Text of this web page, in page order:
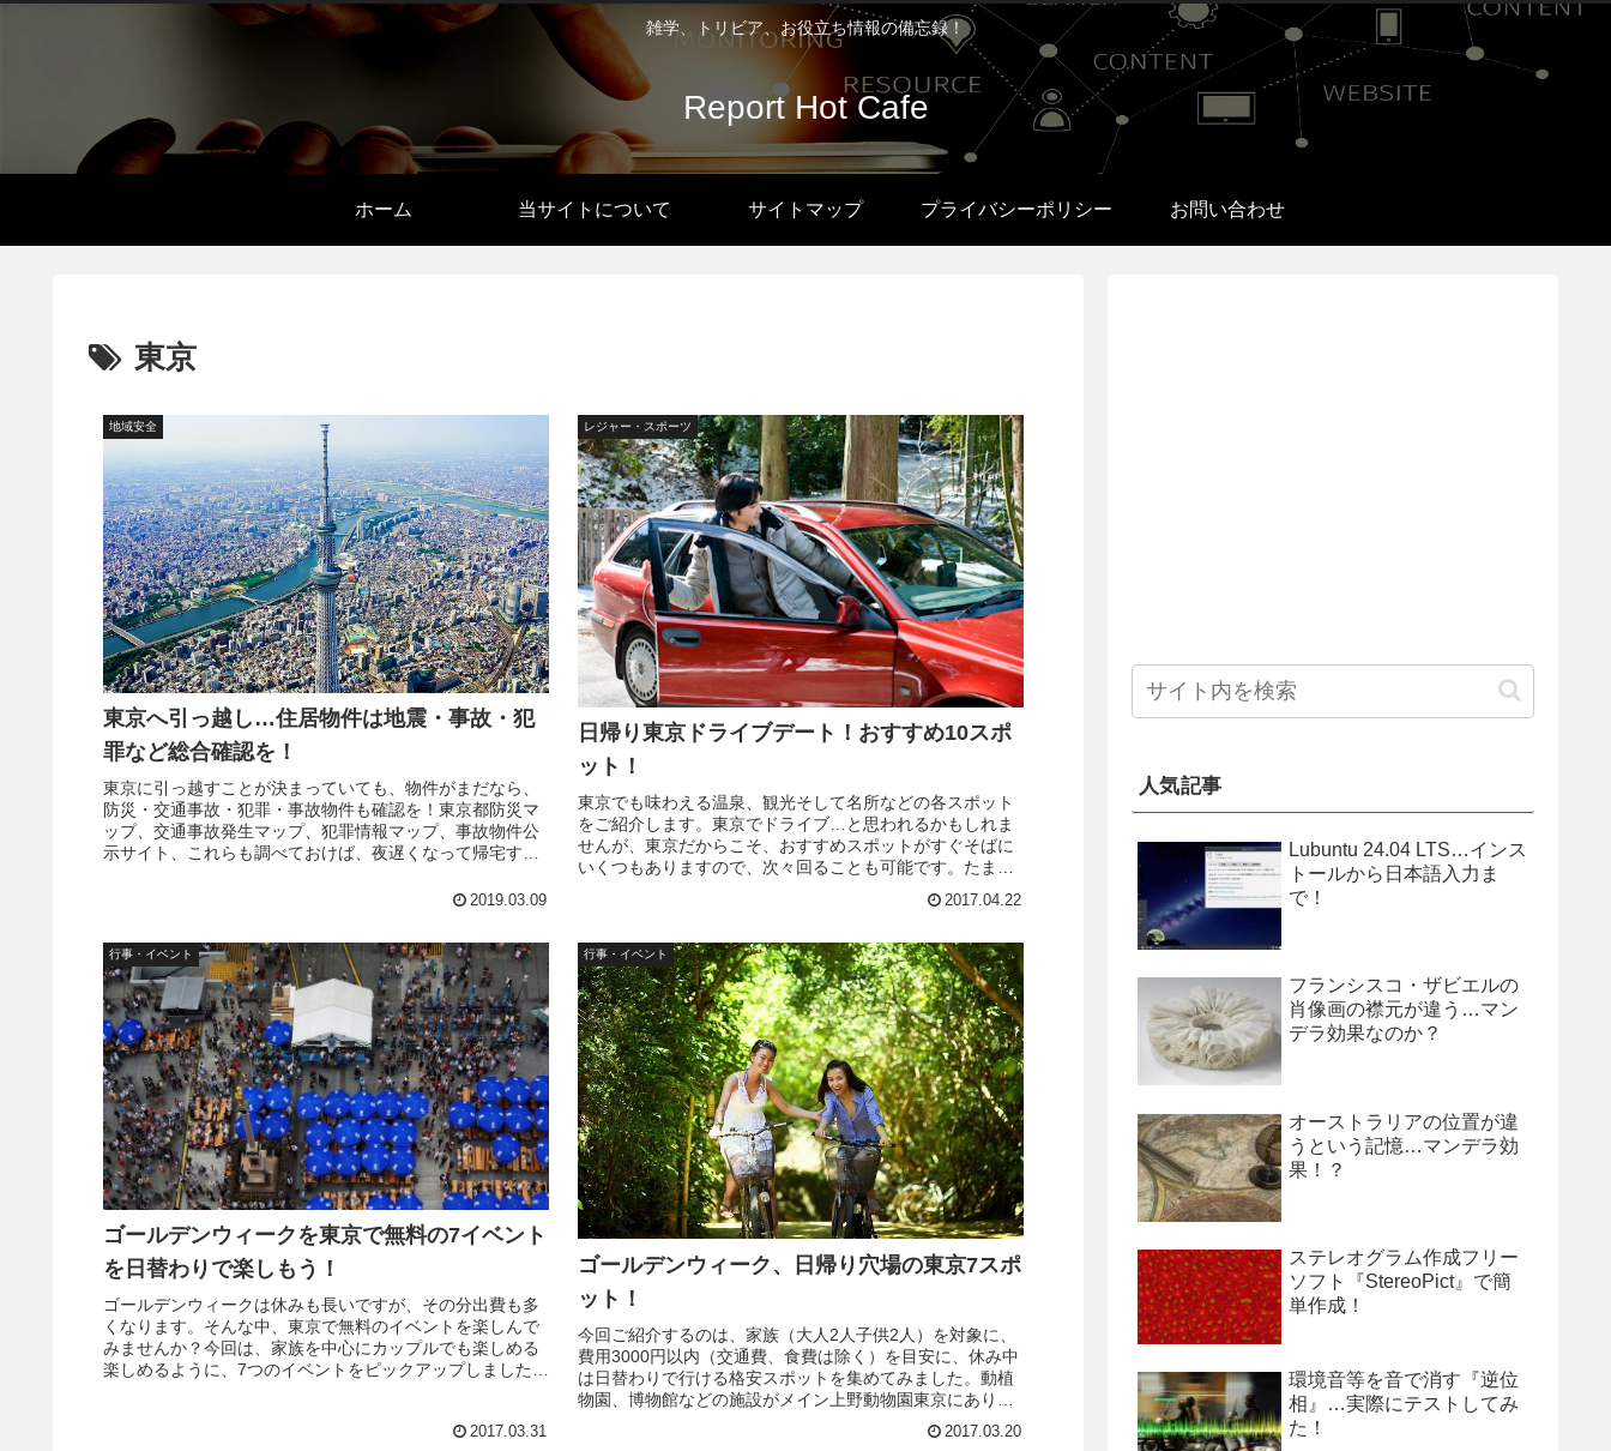
雑学、トリビア、お役立ち情報の備忘録！
Report Hot Cafe
ホーム 当サイトについて サイトマップ プライバシーポリシー お問い合わせ
東京
地域安全
東京へ引っ越し…住居物件は地震・事故・犯
罪など総合確認を！
東京に引っ越すことが決まっていても、物件がまだなら、
防災・交通事故・犯罪・事故物件も確認を！東京都防災マ
ップ、交通事故発生マップ、犯罪情報マップ、事故物件公
示サイト、これらも調べておけば、夜遅くなって帰宅する
2019.03.09
レジャー・スポーツ
日帰り東京ドライブデート！おすすめ10スポ
ット！
東京でも味わえる温泉、観光そして名所などの各スポット
をご紹介します。東京でドライブ…と思われるかもしれま
せんが、東京だからこそ、おすすめスポットがすぐそばに
いくつもありますので、次々回ることも可能です。たまに
2017.04.22
行事・イベント
ゴールデンウィークを東京で無料の7イベント
を日替わりで楽しもう！
ゴールデンウィークは休みも長いですが、その分出費も多
くなります。そんな中、東京で無料のイベントを楽しんで
みませんか？今回は、家族を中心にカップルでも楽しめる
楽しめるように、7つのイベントをピックアップしました。
2017.03.31
行事・イベント
ゴールデンウィーク、日帰り穴場の東京7スポ
ット！
今回ご紹介するのは、家族（大人2人子供2人）を対象に、
費用3000円以内（交通費、食費は除く）を目安に、休み中
は日替わりで行ける格安スポットを集めてみました。動植
物園、博物館などの施設がメイン上野動物園東京にありな
2017.03.20
人気記事
Lubuntu 24.04 LTS…インス
トールから日本語入力ま
で！
フランシスコ・ザビエルの
肖像画の襟元が違う…マン
デラ効果なのか？
オーストラリアの位置が違
うという記憶…マンデラ効
果！？
ステレオグラム作成フリー
ソフト『StereoPict』で簡
単作成！
環境音等を音で消す『逆位
相』…実際にテストしてみ
た！